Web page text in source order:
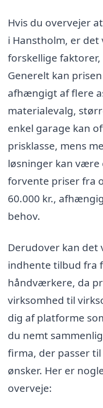
Hvis du overvejer
i Hanstholm, er
forskellige
Generelt kan
afhængigt af flere
materialevalg,
enkel garage kan
prisklasse, mens
løsninger kan være
forvente priser fra
60.000 kr.,
behov.
Derudover kan
indhente tilbud fra
håndværkere, da
virksomhed til
dig af platforme
du nemt
firma, der passer
ønsker. Her er
overveje: